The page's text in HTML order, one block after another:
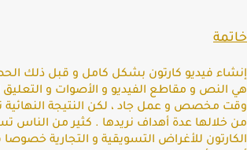
خاتمة
إنشاء فيديو كارتون بشكل كامل و قبل ذلك
هي النص و مقاطع الفيديو و اﻷصوات و التعليق
وقت مخصص و عمل جاد ، لكن النتيجة
من خلالها عدة أهداف نريدها . كثير من الناس
الكارتون للأغراض التسويقية و التجارية خصوصا